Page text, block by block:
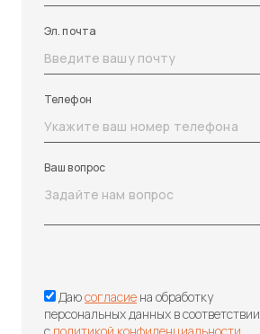
Эл. почта
Телефон
Ваш вопрос
Даюсогласие на обработку
персональных данных в соответствии